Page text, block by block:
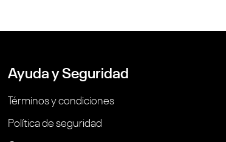
Ayuda y Seguridad
Términos y condiciones
Política de seguridad